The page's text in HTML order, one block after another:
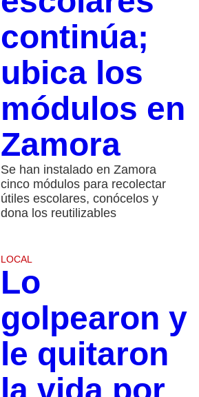
continúa;
ubica los
módulos en
Zamora
Se han instalado en Zamora
cinco módulos para recolectar
útiles escolares, conócelos y
dona los reutilizables
LOCAL
Lo
golpearon y
le quitaron
la vida por